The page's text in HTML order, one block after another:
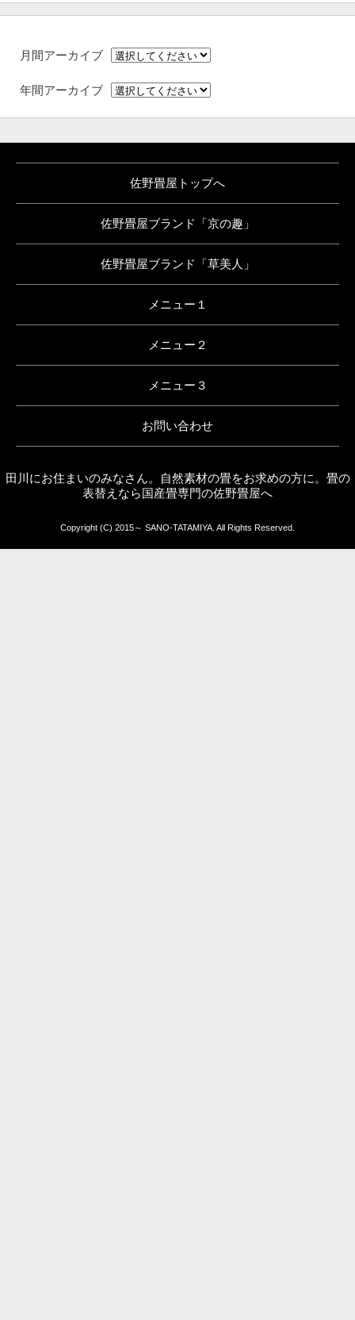
田川にお住まいのみなさん。自然素材の畳をお求めの方に。畳の
表替えなら国産畳専門の佐野畳屋へ
月間アーカイブ
年間アーカイブ
佐野畳屋トップへ
佐野畳屋ブランド「京の趣」
佐野畳屋ブランド「草美人」
メニュー１
メニュー２
メニュー３
お問い合わせ
Copyright (C) 2015～ SANO-TATAMIYA. All Rights Reserved.